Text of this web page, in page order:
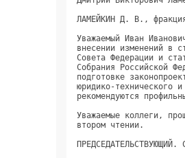
ЛАМЕЙКИН
Уважаемый Иван
внесении изменений
Совета Федерации и
Собрания
подготовке
юридико-
Уважаемые коллеги,